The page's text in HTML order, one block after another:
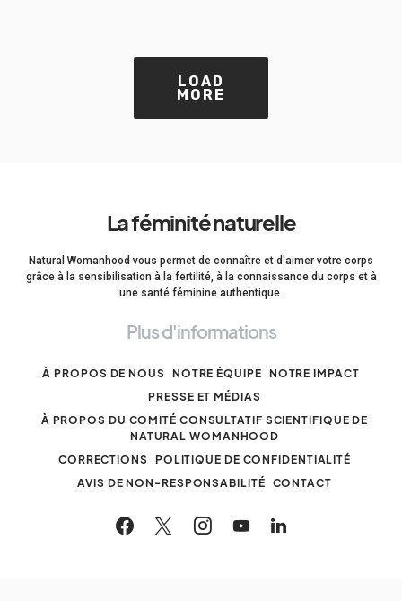
LOAD
MORE
La féminité naturelle
Natural Womanhood vous permet de connaître et d'aimer votre corps
grâce à la sensibilisation à la fertilité, à la connaissance du corps et à
une santé féminine authentique.
Plus d'informations
À PROPOS DE NOUS NOTRE ÉQUIPE NOTRE IMPACT
PRESSE ET MÉDIAS
À PROPOS DU COMITÉ CONSULTATIF SCIENTIFIQUE DE
NATURAL WOMANHOOD
CORRECTIONS POLITIQUE DE CONFIDENTIALITÉ
AVIS DE NON-RESPONSABILITÉ CONTACT